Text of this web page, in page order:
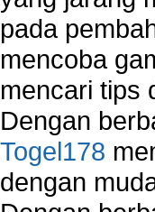
pada
mencoba
mencari tips
Dengan
Togel178
dengan